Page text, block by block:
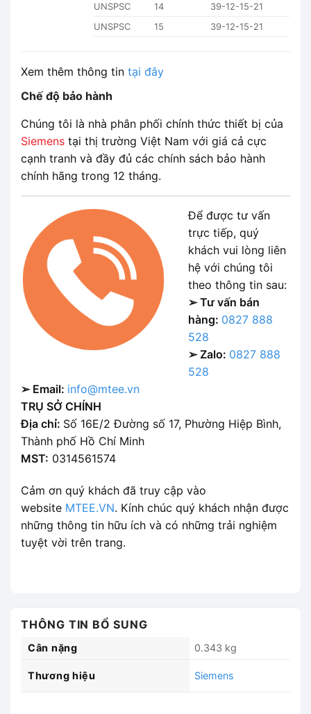
UNSPSC
14
39-12-15-21
UNSPSC
15 39-12-15-21
Xem thêm thông tin tại đây
Chế độ bảo hành
Chúng tôi là nhà phân phối chính thức thiết bị của
Siemens tại thị trường Việt Nam với giá cả cực
cạnh tranh và đầy đủ các chính sách bảo hành
chính hãng trong 12 tháng.
Để được tư vấn
trực tiếp, quý
khách vui lòng liên
hệ với chúng tôi
theo thông tin sau:
➢ Tư vấn bán
hàng: 0827 888
528
➢ Zalo: 0827 888
528
➢ Email: info@mtee.vn
TRỤ SỞ CHÍNH
Địa chỉ: Số 16E/2 Đường số 17, Phường Hiệp Bình,
Thành phố Hồ Chí Minh
MST: 0314561574
Cảm ơn quý khách đã truy cập vào
website MTEE.VN. Kính chúc quý khách nhận được
những thông tin hữu ích và có những trải nghiệm
tuyệt vời trên trang.
THÔNG TIN BỔ SUNG
Cân nặng 0.343 kg
Thương hiệu Siemens